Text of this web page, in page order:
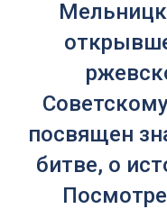
посвящен
битве, о